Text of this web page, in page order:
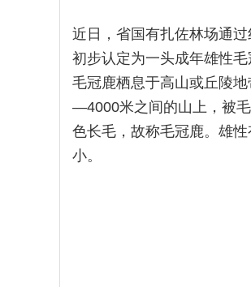
近日，省国有扎佐林场通
初步认定为一头成年雄性毛
毛冠鹿栖息于高山或丘陵
—4000米之间的山上，被
色长毛，故称毛冠鹿。雄
小。